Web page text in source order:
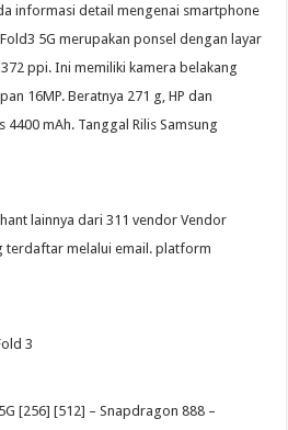
informasi detail mengenai smartphone
5G merupakan ponsel dengan layar
ppi. Ini memiliki kamera belakang
16MP. Beratnya 271 g, HP dan
mAh. Tanggal Rilis Samsung
lainnya dari 311 vendor Vendor
terdaftar melalui email. platform
[256] [512] – Snapdragon 888 –